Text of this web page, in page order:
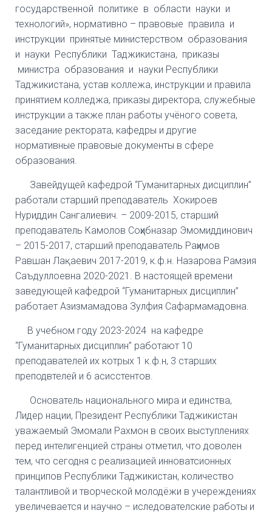
государственной политике в области науки и
технологий», нормативно – правовые правила и
инструкции принятые министерством образования
и науки Республики Таджикистана, приказы
министра образования и науки Республики
Таджикистана, устав коллежа, инструкции и правила
принятием колледжа, приказы директора, служебные
инструкции а также план работы учёного совета,
заседание ректората, кафедры и другие
нормативные правовые документы в сфере
образования.
Завейдущей кафедрой “Гуманитарных дисциплин”
работали старший преподаватель Хокироев
Нуриддин Сангалиевич. – 2009-2015, старший
преподаватель Камолов Соҳибназар Эмомиддинович
– 2015-2017, старший преподаватель Раҳимов
Равшан Лақаевич 2017-2019, к.ф.н. Назарова Рамзия
Саъдуллоевна 2020-2021. В настоящей времени
заведующей кафедрой “Гуманитарных дисциплин”
работает Азизмамадова Зулфия Сафармамадовна.
В учебном году 2023-2024 на кафедре
“Гуманитарных дисциплин” работают 10
преподавателей их котрых 1 к.ф.н, 3 старших
преподвтелей и 6 асисстентов.
Основатель национального мира и единства,
Лидер нации, Президент Республики Таджикистан
уважаемый Эмомали Рахмон в своих выступлениях
перед интелигенцией страны отметил, что доволен
тем, что сегодня с реализацией инноватсионных
принципов Республики Таджикистан, количество
талантливой и творческой молодёжи в учереждениях
увеличевается и научно – иследователские работы и